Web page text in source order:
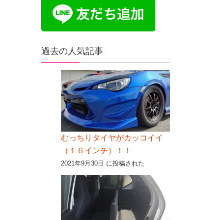
過去の人気記事
むっちりタイヤがカッコイイ
（１６インチ）！！
2021年9月30日 に投稿された